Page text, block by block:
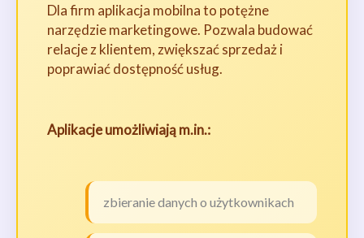
Dla firm aplikacja mobilna to potężne
narzędzie marketingowe. Pozwala budować
relacje z klientem, zwiększać sprzedaż i
poprawiać dostępność usług.
Aplikacje umożliwiają m.in.:
zbieranie danych o użytkownikach